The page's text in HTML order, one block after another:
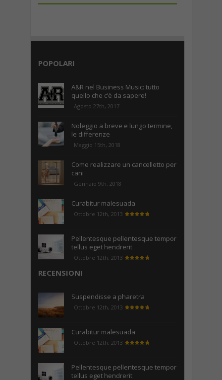
POPOLARI
A&R nel Business Music: tutto
quello che c’è da sapere!
Agosto 27th, 2017
Noleggio a breve e lungo termine,
le differenze
Maggio 15th, 2018
Come realizzare un cancelletto per
cani
Gennaio 9th, 2018
Curabitur malesuada
Ottobre 12th, 2013
Pellentesque pellentesque tempor
tellus eget hendrerit
Ottobre 12th, 2013
RECENSIONI
Suspendisse a pharetra
Ottobre 12th, 2013
Curabitur malesuada
Ottobre 12th, 2013
Pellentesque pellentesque tempor
tellus eget hendrerit